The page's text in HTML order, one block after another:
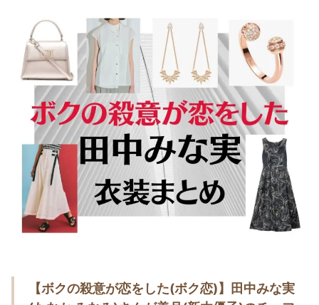
福原遥
・小芝風花
・木南晴夏
・今田美桜
清原果耶
菜々緒
森七菜
吉川愛
・見上愛
・
出口夏希
トリンドル玲奈
【ボクの殺意が恋をした(ボク恋)】田中みな実